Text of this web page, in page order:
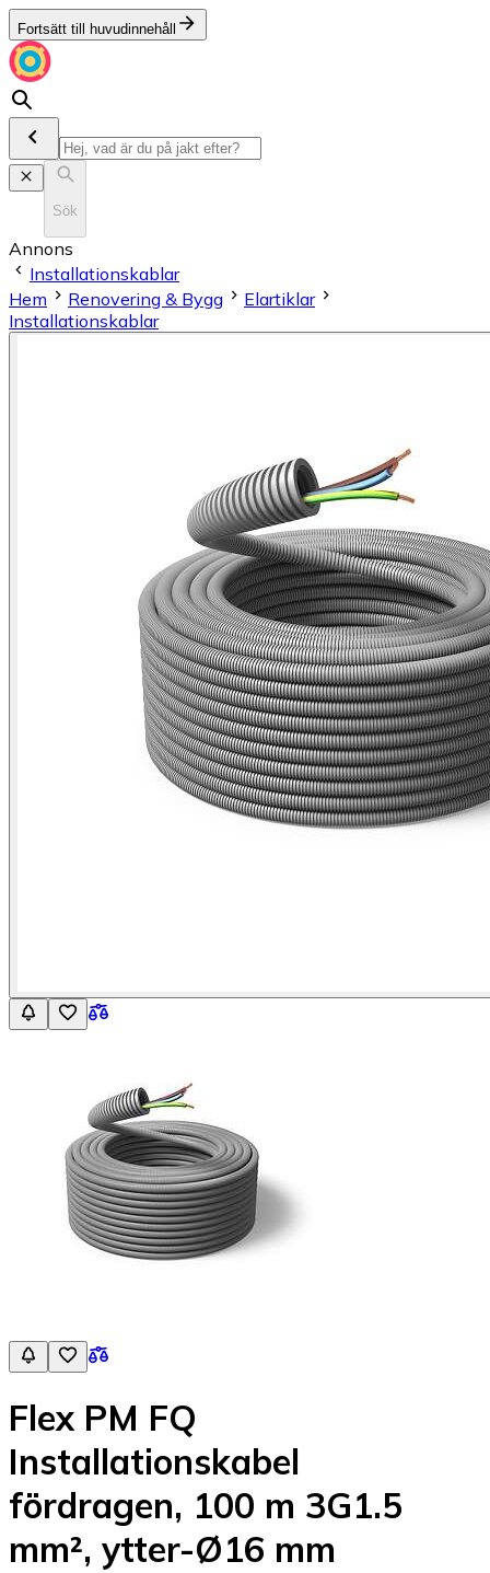
Fortsätt till huvudinnehåll
Sök
Annons
Installationskablar
Hem
Renovering & Bygg
Elartiklar
Installationskablar
Flex PM FQ
Installationskabel
fördragen, 100 m 3G1.5
mm², ytter-Ø16 mm